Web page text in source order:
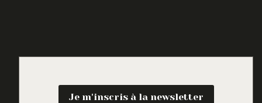
Je m'inscris à la newsletter